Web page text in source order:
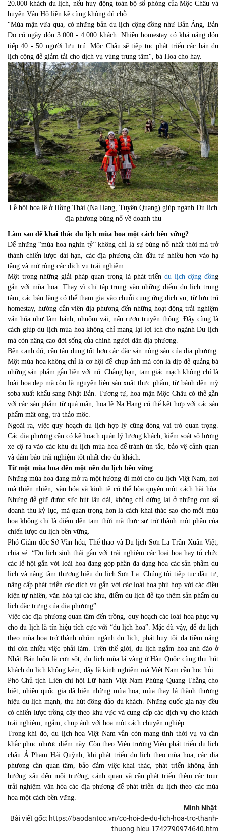
20.000 khách du lịch, nếu huy động toàn bộ số phòng của Mộc Châu và
huyện Vân Hồ liền kề cũng không đủ chỗ.
"Mùa mận vừa qua, có những bản du lịch cộng đồng như Bản Áng, Bản
Dọ có ngày đón 3.000 - 4.000 khách. Nhiều homestay có khả năng đón
tiếp 40 - 50 người lưu trú. Mộc Châu sẽ tiếp tục phát triển các bản du
lịch cộng để giảm tải cho dịch vụ vùng trung tâm", bà Hoa cho hay.
Lễ hội hoa lê ở Hồng Thái (Na Hang, Tuyên Quang) giúp ngành Du lịch
địa phương bùng nổ về doanh thu
Làm sao để khai thác du lịch mùa hoa một cách bền vững?
Để những “mùa hoa nghìn tỷ” không chỉ là sự bùng nổ nhất thời mà trở
thành chiến lược dài hạn, các địa phương cần đầu tư nhiều hơn vào hạ
tầng và mở rộng các dịch vụ trải nghiệm.
Một trong những giải pháp quan trọng là phát triển du lịch cộng đồng
gắn với mùa hoa. Thay vì chỉ tập trung vào những điểm du lịch trung
tâm, các bản làng có thể tham gia vào chuỗi cung ứng dịch vụ, từ lưu trú
homestay, hướng dẫn viên địa phương đến những hoạt động trải nghiệm
văn hóa như làm bánh, nhuộm vải, nấu rượu truyền thống. Đây cũng là
cách giúp du lịch mùa hoa không chỉ mang lại lợi ích cho ngành Du lịch
mà còn nâng cao đời sống của chính người dân địa phương.
Bên cạnh đó, cần tận dụng tốt hơn các đặc sản nông sản của địa phương.
Một mùa hoa không chỉ là cơ hội để chụp ảnh mà còn là dịp để quảng bá
những sản phẩm gắn liền với nó. Chẳng hạn, tam giác mạch không chỉ là
loài hoa đẹp mà còn là nguyên liệu sản xuất thực phẩm, từ bánh đến mỳ
soba xuất khẩu sang Nhật Bản. Tương tự, hoa mận Mộc Châu có thể gắn
với các sản phẩm từ quả mận, hoa lê Na Hang có thể kết hợp với các sản
phẩm mật ong, trà thảo mộc.
Ngoài ra, việc quy hoạch du lịch hợp lý cũng đóng vai trò quan trọng.
Các địa phương cần có kế hoạch quản lý lượng khách, kiểm soát số lượng
xe cộ ra vào các khu du lịch mùa hoa để tránh ùn tắc, bảo vệ cảnh quan
và đảm bảo trải nghiệm tốt nhất cho du khách.
Từ một mùa hoa đến một nền du lịch bền vững
Những mùa hoa đang mở ra một hướng đi mới cho du lịch Việt Nam, nơi
mà thiên nhiên, văn hóa và kinh tế có thể hòa quyện một cách hài hòa.
Nhưng để giữ được sức hút lâu dài, không chỉ dừng lại ở những con số
doanh thu kỷ lục, mà quan trọng hơn là cách khai thác sao cho mỗi mùa
hoa không chỉ là điểm đến tạm thời mà thực sự trở thành một phần của
chiến lược du lịch bền vững.
Phó Giám đốc Sở Văn hóa, Thể thao và Du lịch Sơn La Trần Xuân Việt,
chia sẻ: “Du lịch sinh thái gắn với trải nghiệm các loại hoa hay tổ chức
các lễ hội gắn với loài hoa đang góp phần đa dạng hóa các sản phẩm du
lịch và nâng tầm thương hiệu du lịch Sơn La. Chúng tôi tiếp tục đầu tư,
nâng cấp phát triển các dịch vụ gắn với các loài hoa phù hợp với các điều
kiện tự nhiên, văn hóa tại các khu, điểm du lịch để tạo thêm sản phẩm du
lịch đặc trưng của địa phương”.
Việc các địa phương quan tâm đến trồng, quy hoạch các loài hoa phục vụ
cho du lịch là tín hiệu tích cực với “du lịch hoa”. Mặc dù vậy, để du lịch
theo mùa hoa trở thành nhóm ngành du lịch, phát huy tối đa tiềm năng
thì còn nhiều việc phải làm. Trên thế giới, du lịch ngắm hoa anh đào ở
Nhật Bản luôn là cơn sốt; du lịch mùa lá vàng ở Hàn Quốc cũng thu hút
khách du lịch không kém, đây là kinh nghiệm mà Việt Nam cần học hỏi.
Phó Chủ tịch Liên chi hội Lữ hành Việt Nam Phùng Quang Thắng cho
biết, nhiều quốc gia đã biến những mùa hoa, mùa thay lá thành thương
hiệu du lịch mạnh, thu hút đông đảo du khách. Những quốc gia này đều
có chiến lược trồng cây theo khu vực và cung cấp các dịch vụ cho khách
trải nghiệm, ngắm, chụp ảnh với hoa một cách chuyên nghiệp.
Trong khi đó, du lịch hoa Việt Nam vẫn còn mang tính thời vụ và cần
khắc phục nhược điểm này. Còn theo Viện trưởng Viện phát triển du lịch
châu Á Phạm Hải Quỳnh, khi phát triển du lịch theo mùa hoa, các địa
phương cần quan tâm, bảo đảm việc khai thác, phát triển không ảnh
hưởng xấu đến môi trường, cảnh quan và cần phát triển thêm các tour
trải nghiệm văn hóa các địa phương để phát triển du lịch theo các mùa
hoa một cách bền vững.
Minh Nhật
Bài viết gốc: https://baodantoc.vn/co-hoi-de-du-lich-hoa-tro-thanh-
thuong-hieu-1742790974640.htm